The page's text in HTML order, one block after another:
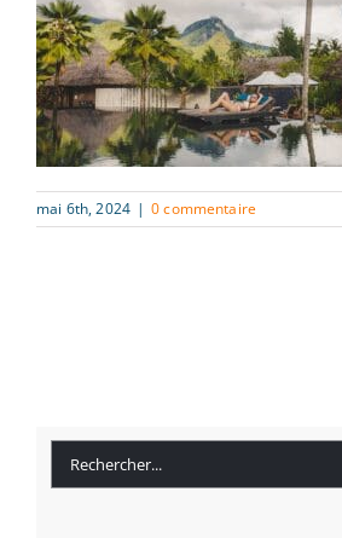
mai 6th, 2024 | 0 commentaire
Rechercher: